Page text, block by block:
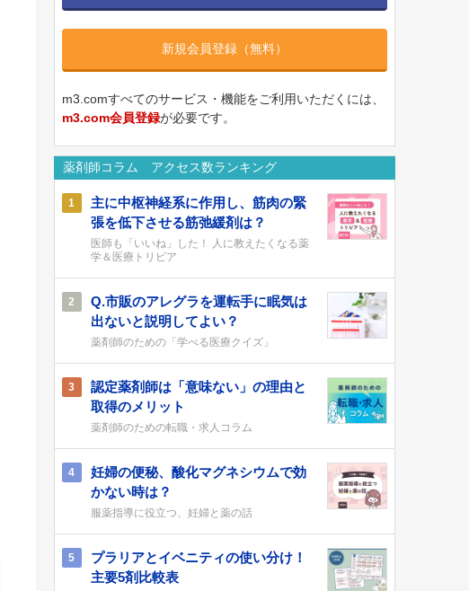
新規会員登録（無料）
m3.comすべてのサービス・機能をご利用いただくには、
m3.com会員登録が必要です。
薬剤師コラム アクセス数ランキング
1
主に中枢神経系に作用し、筋肉の緊
張を低下させる筋弛緩剤は？
医師も「いいね」した！ 人に教えたくなる薬
学＆医療トリビア
2
Q.市販のアレグラを運転手に眠気は
出ないと説明してよい？
薬剤師のための「学べる医療クイズ」
3
認定薬剤師は「意味ない」の理由と
取得のメリット
薬剤師のための転職・求人コラム
4
妊婦の便秘、酸化マグネシウムで効
かない時は？
服薬指導に役立つ、妊婦と薬の話
5
プラリアとイベニティの使い分け！
主要5剤比較表